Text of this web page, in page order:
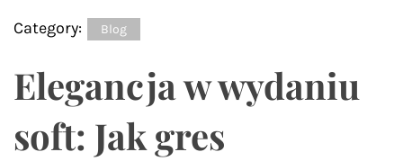
Category: Blog
Elegancja w wydaniu
soft: Jak gres